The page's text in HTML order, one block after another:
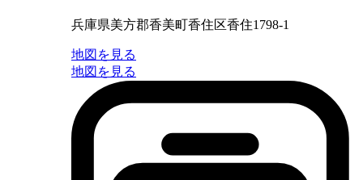
兵庫県美方郡香美町香住区香住1798-1
地図を見る
地図を見る